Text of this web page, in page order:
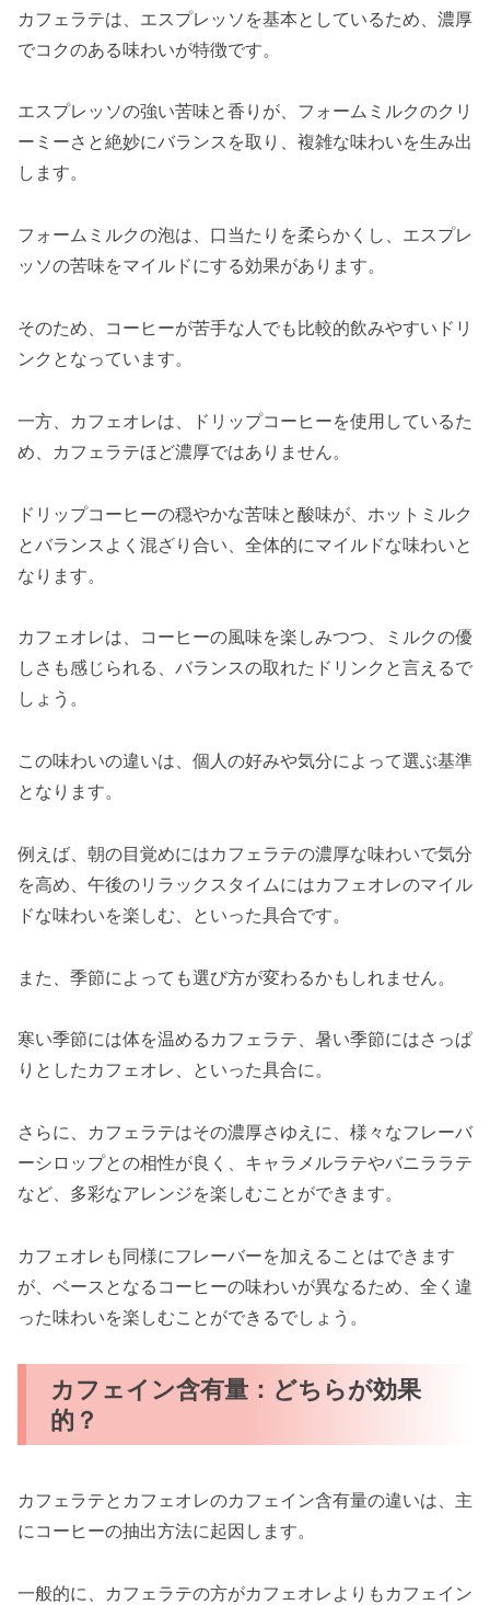
カフェラテは、エスプレッソを基本としているため、濃厚
でコクのある味わいが特徴です。
エスプレッソの強い苦味と香りが、フォームミルクのクリ
ーミーさと絶妙にバランスを取り、複雑な味わいを生み出
します。
フォームミルクの泡は、口当たりを柔らかくし、エスプレ
ッソの苦味をマイルドにする効果があります。
そのため、コーヒーが苦手な人でも比較的飲みやすいドリ
ンクとなっています。
一方、カフェオレは、ドリップコーヒーを使用しているた
め、カフェラテほど濃厚ではありません。
ドリップコーヒーの穏やかな苦味と酸味が、ホットミルク
とバランスよく混ざり合い、全体的にマイルドな味わいと
なります。
カフェオレは、コーヒーの風味を楽しみつつ、ミルクの優
しさも感じられる、バランスの取れたドリンクと言えるで
しょう。
この味わいの違いは、個人の好みや気分によって選ぶ基準
となります。
例えば、朝の目覚めにはカフェラテの濃厚な味わいで気分
を高め、午後のリラックスタイムにはカフェオレのマイル
ドな味わいを楽しむ、といった具合です。
また、季節によっても選び方が変わるかもしれません。
寒い季節には体を温めるカフェラテ、暑い季節にはさっぱ
りとしたカフェオレ、といった具合に。
さらに、カフェラテはその濃厚さゆえに、様々なフレーバ
ーシロップとの相性が良く、キャラメルラテやバニララテ
など、多彩なアレンジを楽しむことができます。
カフェオレも同様にフレーバーを加えることはできます
が、ベースとなるコーヒーの味わいが異なるため、全く違
った味わいを楽しむことができるでしょう。
カフェイン含有量：どちらが効果
的？
カフェラテとカフェオレのカフェイン含有量の違いは、主
にコーヒーの抽出方法に起因します。
一般的に、カフェラテの方がカフェオレよりもカフェイン